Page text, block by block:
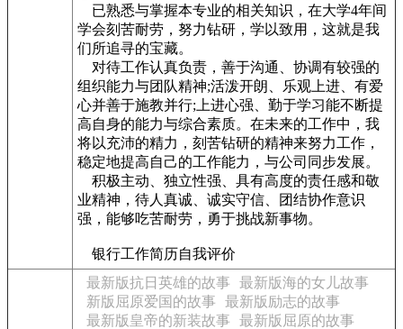
已熟悉与掌握本专业的相关知识，在大学4年间
学会刻苦耐劳，努力钻研，学以致用，这就是我
们所追寻的宝藏。
对待工作认真负责，善于沟通、协调有较强的
组织能力与团队精神;活泼开朗、乐观上进、有爱
心并善于施教并行;上进心强、勤于学习能不断提
高自身的能力与综合素质。在未来的工作中，我
将以充沛的精力，刻苦钻研的精神来努力工作，
稳定地提高自己的工作能力，与公司同步发展。
积极主动、独立性强、具有高度的责任感和敬
业精神，待人真诚、诚实守信、团结协作意识
强，能够吃苦耐劳，勇于挑战新事物。
银行工作简历自我评价
最新版抗日英雄的故事
最新版海的女儿故事
新版屈原爱国的故事
最新版励志的故事
最新版皇帝的新装故事
最新版屈原的故事